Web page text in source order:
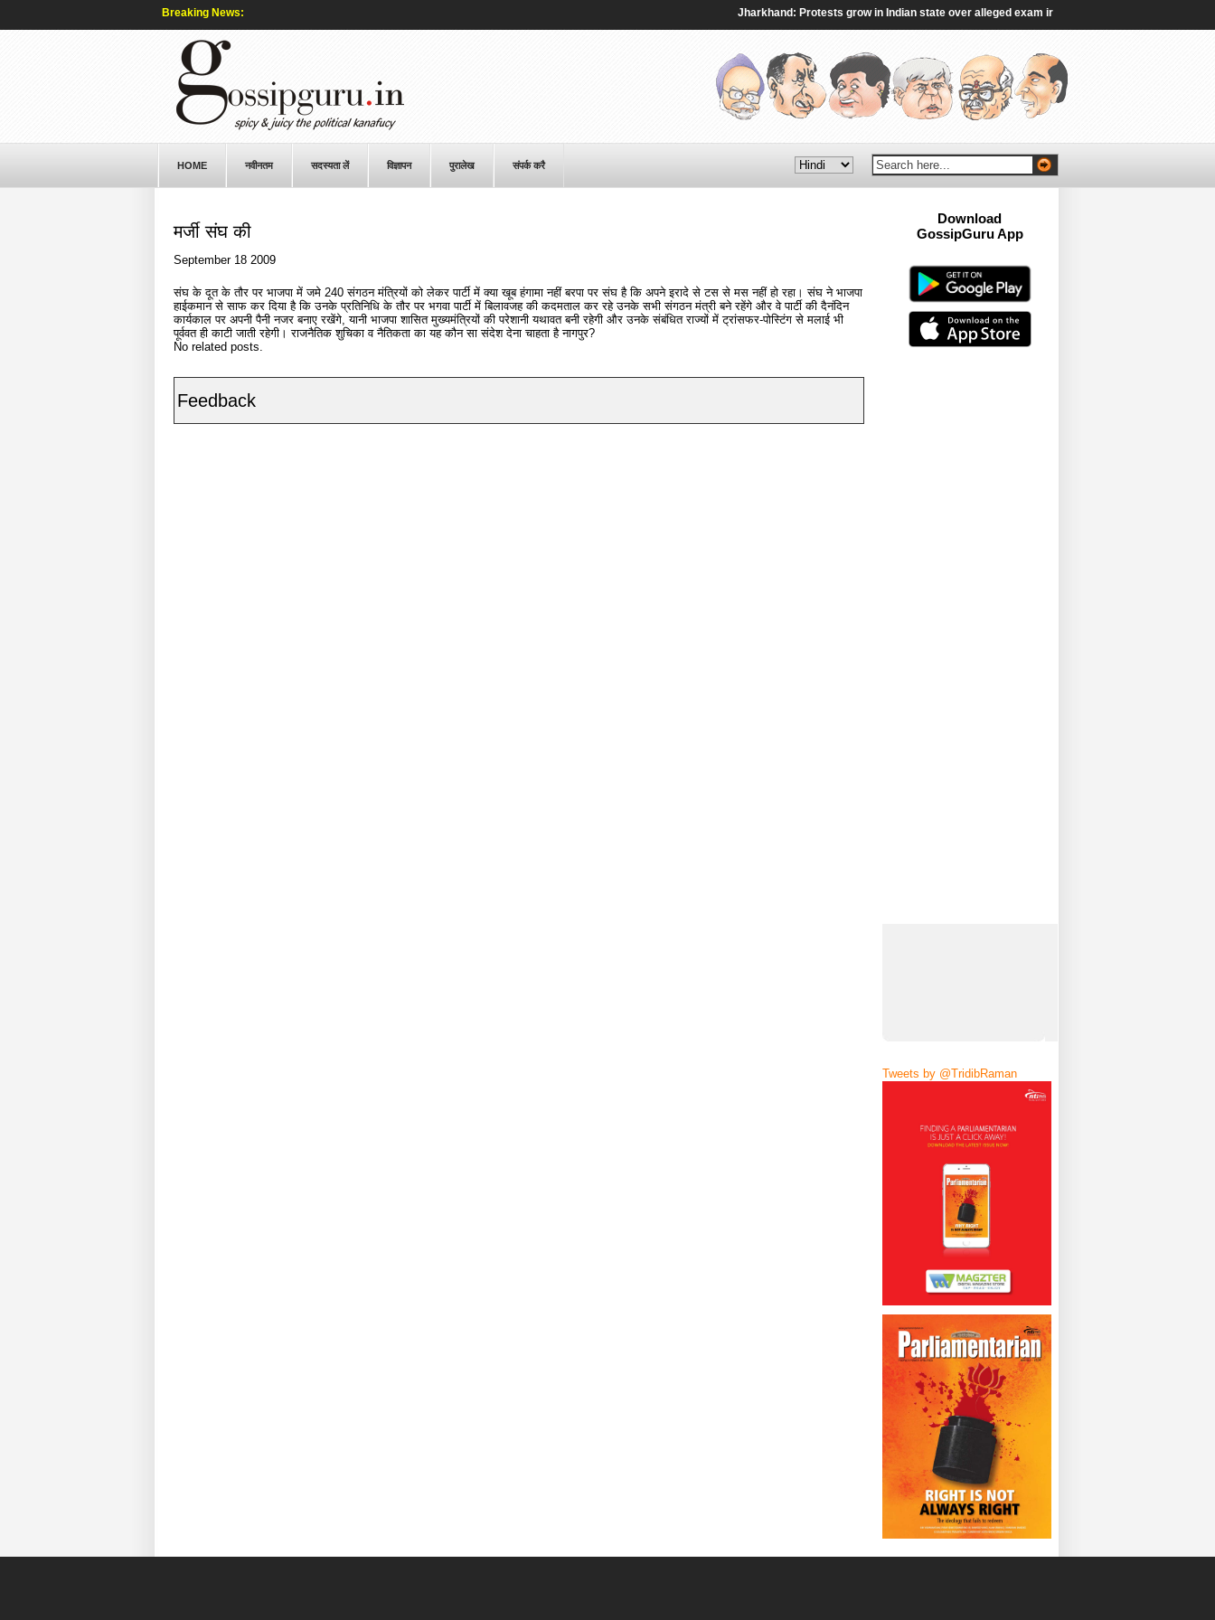
Breaking News: Jharkhand: Protests grow in Indian state over alleged exam irregularities - BBC
HOME नवीनतम सदस्यता लें विज्ञापन पुरालेख संपर्क करै
मर्जी संघ की
September 18 2009
संघ के दूत के तौर पर भाजपा में जमे 240 संगठन मंत्रियों को लेकर पार्टी में क्या खूब हंगामा नहीं बरपा पर संघ है कि अपने इरादे से टस से मस नहीं हो रहा। संघ ने भाजपा
हाईकमान से साफ कर दिया है कि उनके प्रतिनिधि के तौर पर भगवा पार्टी में बिलावजह की कदमताल कर रहे उनके सभी संगठन मंत्री बने रहेंगे और वे पार्टी की दैनंदिन
कार्यकाल पर अपनी पैनी नजर बनाए रखेंगे, यानी भाजपा शासित मुख्यमंत्रियों की परेशानी यथावत बनी रहेगी और उनके संबंधित राज्यों में ट्रांसफर-पोस्टिंग से मलाई भी
पूर्ववत ही काटी जाती रहेगी। राजनैतिक शुचिका व नैतिकता का यह कौन सा संदेश देना चाहता है नागपुर?
No related posts.
Feedback
Download
GossipGuru App
Tweets by @TridibRaman